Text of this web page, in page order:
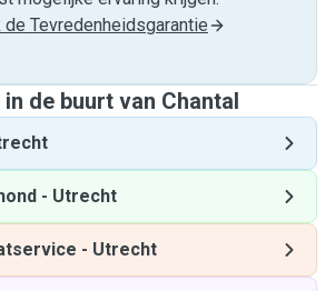
de Tevredenheidsgarantie
de buurt van Chantal
- Utrecht
- Utrecht